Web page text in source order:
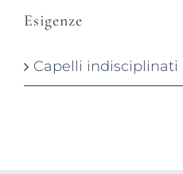
Esigenze
Capelli indisciplinati